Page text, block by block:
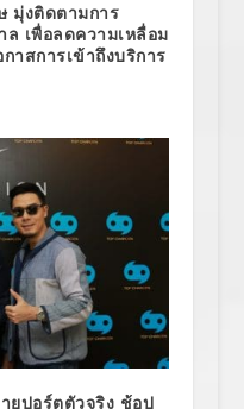
มุ่งติดตามการ
เพื่อลดความเหลื่อม
าสการเข้าถึงบริการ
ยปอร์ตตัวจริง ช้อป